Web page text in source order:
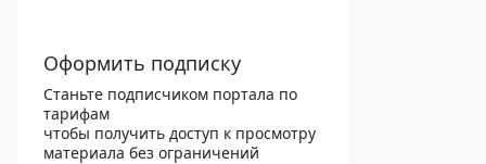
Оформить подписку
Станьте подписчиком портала по
тарифам
чтобы получить доступ к просмотру
материала без ограничений